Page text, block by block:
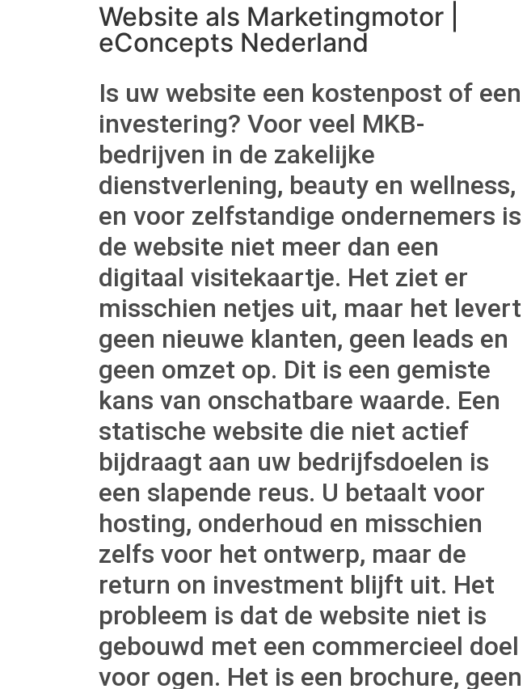
Website als Marketingmotor |
eConcepts Nederland
Is uw website een kostenpost of een
investering? Voor veel MKB-
bedrijven in de zakelijke
dienstverlening, beauty en wellness,
en voor zelfstandige ondernemers is
de website niet meer dan een
digitaal visitekaartje. Het ziet er
misschien netjes uit, maar het levert
geen nieuwe klanten, geen leads en
geen omzet op. Dit is een gemiste
kans van onschatbare waarde. Een
statische website die niet actief
bijdraagt aan uw bedrijfsdoelen is
een slapende reus. U betaalt voor
hosting, onderhoud en misschien
zelfs voor het ontwerp, maar de
return on investment blijft uit. Het
probleem is dat de website niet is
gebouwd met een commercieel doel
voor ogen. Het is een brochure, geen